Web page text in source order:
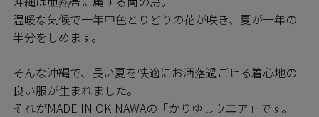
温暖な気候で一年中色とりどりの花が咲き、夏が一年の
半分をしめます。
そんな沖縄で、長い夏を快適にお洒落過ごせる着心地の
良い服が生まれました。
それがMADE IN OKINAWAの「かりゆしウエア」です。